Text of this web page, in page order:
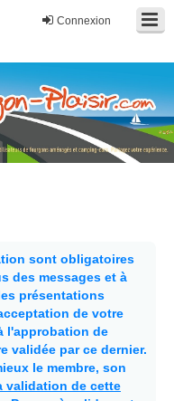
Connexion
de fourgons, fourgons
votre expérience.
sont obligatoires
des messages et à
présentations
de votre
l'approbation de
validée par ce dernier.
le membre, son
validation de cette